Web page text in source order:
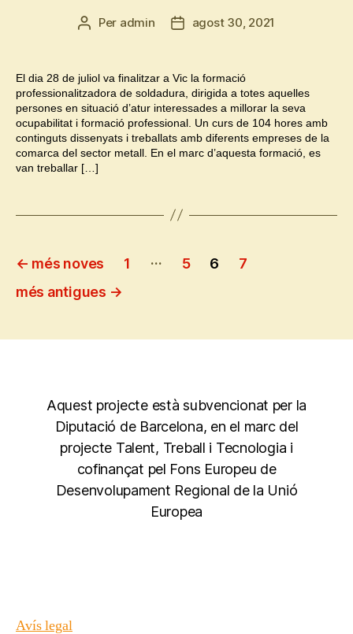
Autor
Per admin
Dataagost 30, 2021
El dia 28 de juliol va finalitzar a Vic la formació
professionalitzadora de soldadura, dirigida a totes aquelles
persones en situació d’atur interessades a millorar la seva
ocupabilitat i formació professional. Un curs de 104 hores amb
continguts dissenyats i treballats amb diferents empreses de la
comarca del sector metall. En el marc d’aquesta formació, es
van treballar […]
Paginació
de
← més noves 1 … 5 6
7
més antigues →
Aquest projecte està subvencionat per la
Diputació de Barcelona, en el marc del
projecte Talent, Treball i Tecnologia i
cofinançat pel Fons Europeu de
Desenvolupament Regional de la Unió
Europea
Avís legal